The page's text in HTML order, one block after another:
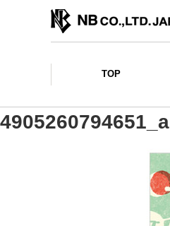
TOP
4905260794651_a